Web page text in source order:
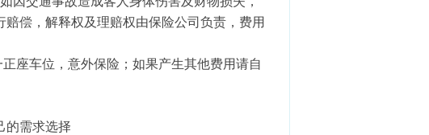
偿，解释权及理赔权由保险公司负责，费用
座车位，意外保险；如果产生其他费用请自
据自己的需求选择